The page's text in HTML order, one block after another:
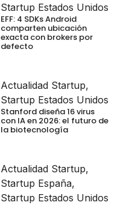
Startup Estados Unidos
EFF: 4 SDKs Android
comparten ubicación
exacta con brokers por
defecto
Actualidad Startup,
Startup Estados Unidos
Stanford diseña 16 virus
con IA en 2026: el futuro de
la biotecnología
Actualidad Startup,
Startup España,
Startup Estados Unidos